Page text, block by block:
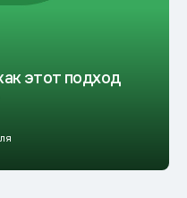
этот подход